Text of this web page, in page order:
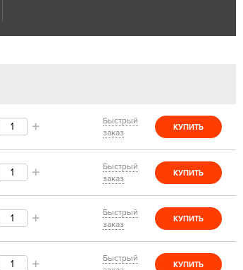
Быстрый
заказ
КУПИТЬ
Быстрый
заказ
КУПИТЬ
Быстрый
заказ
КУПИТЬ
Быстрый
КУПИТЬ